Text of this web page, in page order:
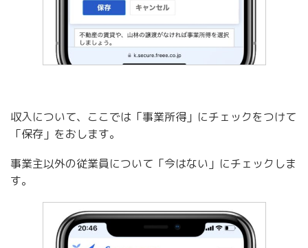
収入について、ここでは「事業所得」にチェックをつけて
「保存」をおします。
事業主以外の従業員について「今はない」にチェックしま
す。